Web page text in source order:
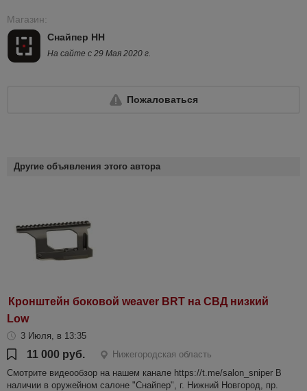
Магазин:
Снайпер НН
На сайте с 29 Мая 2020 г.
Пожаловаться
Другие объявления этого автора
Кронштейн боковой weaver BRT на СВД низкий
Low
3 Июля, в 13:35
11 000 руб.
Нижегородская область
Смотрите видеообзор на нашем канале https://t.me/salon_sniper В
наличии в оружейном салоне "Снайпер", г. Нижний Новгород, пр.